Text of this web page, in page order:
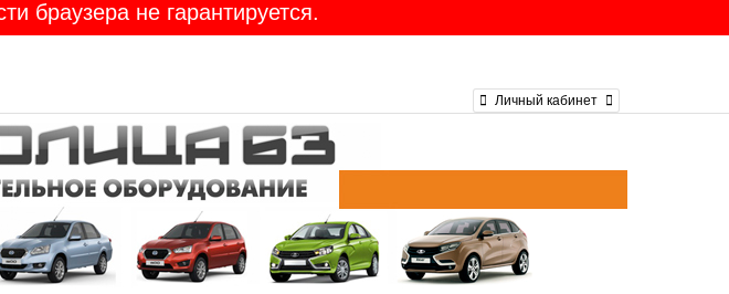
браузера не гарантируется.
/ Веста / XRAY / Ларгус 16-клап. GATES
Личный кабинет